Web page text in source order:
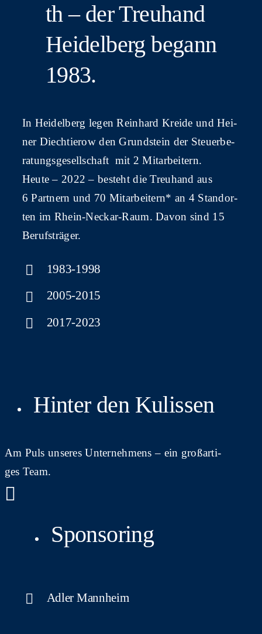
th – der Treu­hand
Hei­del­berg begann
1983.
In Hei­del­berg legen Rein­hard Krei­de und Hei­
ner Diech­tie­row den Grund­stein der Steu­er­be­
ra­tungs­ge­sell­schaft mit 2 Mitarbeitern.
Heu­te – 2022 – besteht die Treu­hand aus
6 Part­nern und 70 Mit­ar­bei­tern* an 4 Stand­or­
ten im Rhein-Neckar-Raum. Davon sind 15
Berufsträger.
1983-1998
2005-2015
2017-2023
Hin­ter den Kulissen
Am Puls unse­res Unter­neh­mens – ein groß­ar­ti­
ges Team.
Sponsoring
Adler Mann­heim